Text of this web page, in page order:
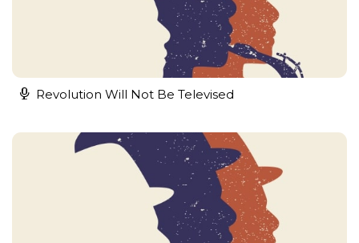
Revolution Will Not Be Televised